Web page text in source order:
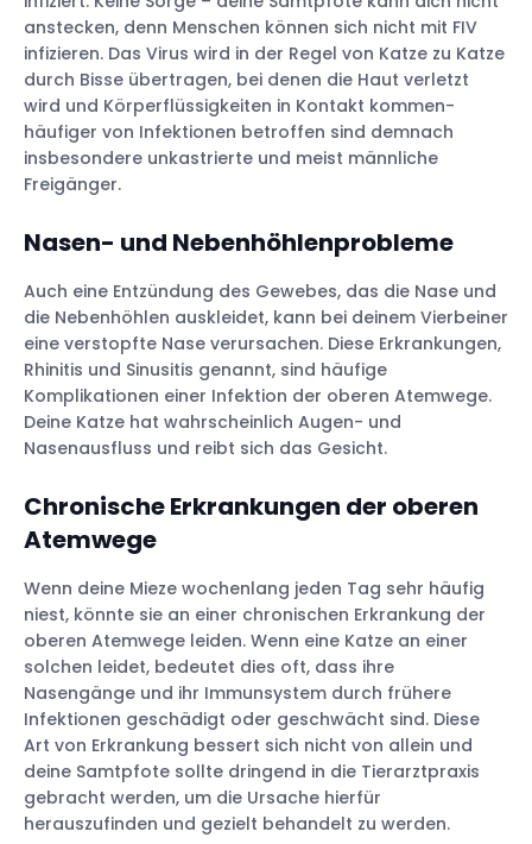
anstecken, denn Menschen können sich nicht mit FIV
infizieren. Das Virus wird in der Regel von Katze zu Katze
durch Bisse übertragen, bei denen die Haut verletzt
wird und Körperflüssigkeiten in Kontakt kommen-
häufiger von Infektionen betroffen sind demnach
insbesondere unkastrierte und meist männliche
Freigänger.
Nasen- und Nebenhöhlenprobleme
Auch eine Entzündung des Gewebes, das die Nase und
die Nebenhöhlen auskleidet, kann bei deinem Vierbeiner
eine verstopfte Nase verursachen. Diese Erkrankungen,
Rhinitis und Sinusitis genannt, sind häufige
Komplikationen einer Infektion der oberen Atemwege.
Deine Katze hat wahrscheinlich Augen- und
Nasenausfluss und reibt sich das Gesicht.
Chronische Erkrankungen der oberen
Atemwege
Wenn deine Mieze wochenlang jeden Tag sehr häufig
niest, könnte sie an einer chronischen Erkrankung der
oberen Atemwege leiden. Wenn eine Katze an einer
solchen leidet, bedeutet dies oft, dass ihre
Nasengänge und ihr Immunsystem durch frühere
Infektionen geschädigt oder geschwächt sind. Diese
Art von Erkrankung bessert sich nicht von allein und
deine Samtpfote sollte dringend in die Tierarztpraxis
gebracht werden, um die Ursache hierfür
herauszufinden und gezielt behandelt zu werden.